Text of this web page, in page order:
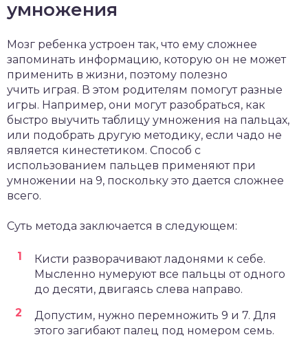
умножения
Мозг ребенка устроен так, что ему сложнее
запоминать информацию, которую он не может
применить в жизни, поэтому полезно
учить играя. В этом родителям помогут разные
игры. Например, они могут разобраться, как
быстро выучить таблицу умножения на пальцах,
или подобрать другую методику, если чадо не
является кинестетиком. Способ с
использованием пальцев применяют при
умножении на 9, поскольку это дается сложнее
всего.
Суть метода заключается в следующем:
Кисти разворачивают ладонями к себе.
Мысленно нумеруют все пальцы от одного
до десяти, двигаясь слева направо.
Допустим, нужно перемножить 9 и 7. Для
этого загибают палец под номером семь.